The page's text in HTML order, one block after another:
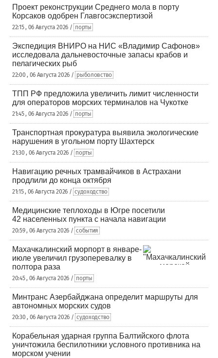
Проект реконструкции Среднего мола в порту
Корсаков одобрен Главгосэкспертизой
22:15 , 06 Августа 2026 / порты
Экспедиция ВНИРО на НИС «Владимир Сафонов»
исследовала дальневосточные запасы крабов и
пелагических рыб
22:00 , 06 Августа 2026 / рыболовство
ТПП РФ предложила увеличить лимит численности
для операторов морских терминалов на Чукотке
21:45 , 06 Августа 2026 / порты
Транспортная прокуратура выявила экологические
нарушения в угольном порту Шахтерск
21:30 , 06 Августа 2026 / порты
Навигацию речных трамвайчиков в Астрахани
продлили до конца октября
21:15 , 06 Августа 2026 / судоходство
Медицинские теплоходы в Югре посетили
42 населенных пункта с начала навигации
20:59 , 06 Августа 2026 / события
Махачкалинский морпорт в январе-
июле увеличил грузоперевалку в
полтора раза
20:45 , 06 Августа 2026 / порты
Минтранс Азербайджана определит маршруты для
автономных морских судов
20:30 , 06 Августа 2026 / судоходство
Корабельная ударная группа Балтийского флота
уничтожила беспилотники условного противника на
морском учении